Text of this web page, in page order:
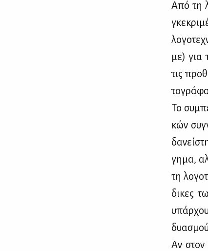
Από τη
με) για
τις
Το
κών
γη­μα,
τη
δι­κες
Αν στον